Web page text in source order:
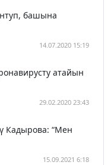
башына
14.07.2020 15:19
атайын
29.02.2020 23:43
Кадырова: “Мен
15.09.2021 6:18